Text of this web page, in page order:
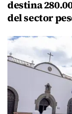
destina
del sector